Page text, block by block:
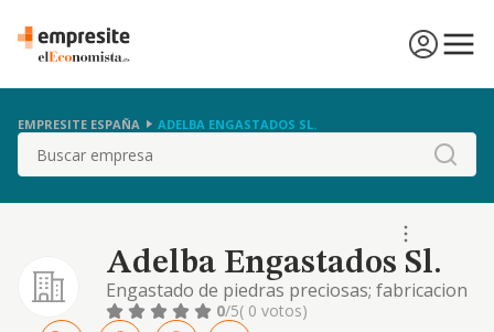
EMPRESITE ESPAÑA ADELBA ENGASTADOS SL.
Buscar
Adelba Engastados Sl.
Engastado de piedras preciosas; fabricacion
de joyas, relojes, y cronografos de pulsera, y
0/5( 0 votos)